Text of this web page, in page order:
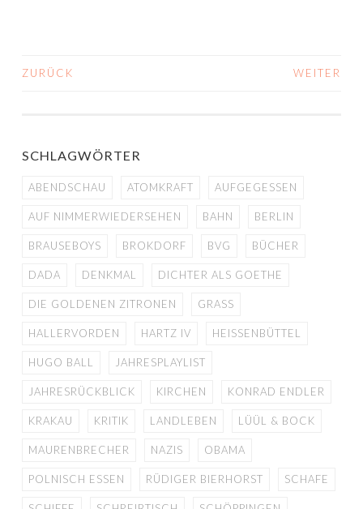
BEITRAGS-
ZURÜCK WEITER
SCHLAGWÖRTER
ABENDSCHAU ATOMKRAFT AUFGEGESSEN
AUF NIMMERWIEDERSEHEN BAHN BERLIN
BRAUSEBOYS BROKDORF BVG BÜCHER
DADA DENKMAL DICHTER ALS GOETHE
DIE GOLDENEN ZITRONEN GRASS
HALLERVORDEN HARTZ IV HEISSENBÜTTEL
HUGO BALL JAHRESPLAYLIST
JAHRESRÜCKBLICK KIRCHEN KONRAD ENDLER
KRAKAU KRITIK LANDLEBEN LÜÜL & BOCK
MAURENBRECHER NAZIS OBAMA
POLNISCH ESSEN RÜDIGER BIERHORST SCHAFE